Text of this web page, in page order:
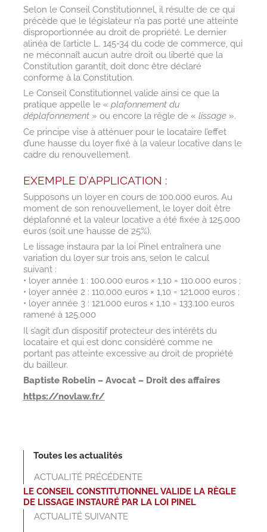
Selon le Conseil Constitutionnel, il résulte de ce qui
précède que le législateur n’a pas porté une atteinte
disproportionnée au droit de propriété. Le dernier
alinéa de l’article L. 145-34 du code de commerce, qui
ne méconnaît aucun autre droit ou liberté que la
Constitution garantit, doit donc être déclaré
conforme à la Constitution.
Le Conseil Constitutionnel valide ainsi ce que la
pratique appelle le « plafonnement du
déplafonnement» ou encore la règle de « lissage».
Ce principe vise à atténuer pour le locataire l’effet
d’une hausse du loyer fixé à la valeur locative dans le
cadre du renouvellement.
EXEMPLE D’APPLICATION :
Supposons un loyer en cours de 100.000 euros. Au
moment de son renouvellement, le loyer doit être
déplafonné et la valeur locative a été fixée à 125.000
euros (soit une hausse de 25%).
Le lissage instaura par la loi Pinel entraînera une
variation du loyer sur trois ans, selon le calcul
suivant :
• loyer année 1 : 100.000 euros × 1,10 = 110.000 euros ;
• loyer année 2 : 110.000 euros × 1,10 = 121.000 euros ;
• loyer année 3 : 121.000 euros × 1,10 = 133.100 euros
ramené à 125.000
Il s’agit d’un dispositif protecteur des intérêts du
locataire et qui est donc considéré comme ne
portant pas atteinte excessive au droit de propriété
du bailleur.
Baptiste Robelin – Avocat – Droit des affaires
https://novlaw.fr/
Toutes les actualités
ACTUALITÉ PRÉCÉDENTE
LE CONSEIL CONSTITUTIONNEL VALIDE LA RÈGLE
DE LISSAGE INSTAURÉ PAR LA LOI PINEL
ACTUALITÉ SUIVANTE